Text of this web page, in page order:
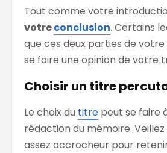
Tout comme votre
votreconclusion. Certains
que ces deux parties de
se faire une opinion de votre
Choisir un titre
Le choix du titre peut se faire
rédaction du mémoire. Veillez
assez accrocheur pour